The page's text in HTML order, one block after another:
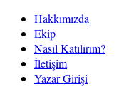
Hakkımızda
Ekip
Nasıl Katılırım?
İletişim
Yazar Girişi